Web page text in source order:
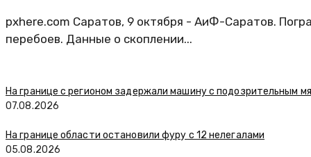
pxhere.com Саратов, 9 октября - АиФ-Саратов.
перебоев. Данные о скоплении...
На границе с регионом задержали машину с подозрительным
07.08.2026
На границе области остановили фуру с 12 нелегалами
05.08.2026